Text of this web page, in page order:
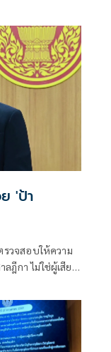
'ป้า
ฎีกา ไม่ใช่ผู้เสีย